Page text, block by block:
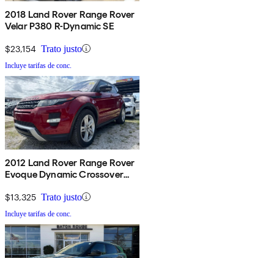
2018 Land Rover Range Rover
Velar P380 R-Dynamic SE
$23,154 Trato justo
Incluye tarifas de conc.
2012 Land Rover Range Rover
Evoque Dynamic Crossover
$13,325 Trato justo
Incluye tarifas de conc.